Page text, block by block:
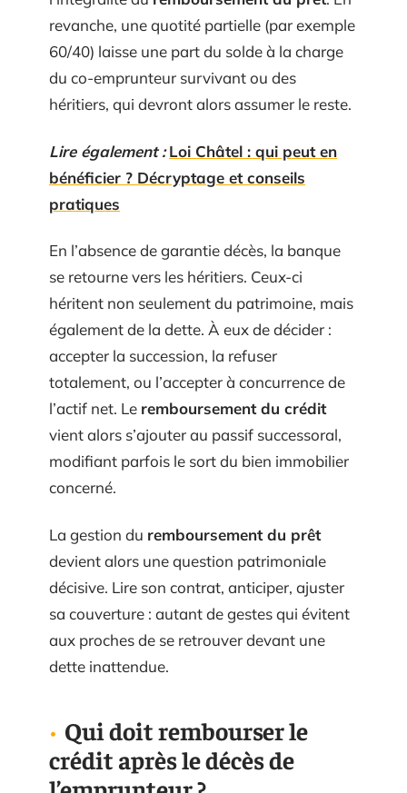
revanche, une quotité partielle (par exemple
60/40) laisse une part du solde à la charge
du co-emprunteur survivant ou des
héritiers, qui devront alors assumer le reste.
Lire également : Loi Châtel : qui peut en
bénéficier ? Décryptage et conseils
pratiques
En l’absence de garantie décès, la banque
se retourne vers les héritiers. Ceux-ci
héritent non seulement du patrimoine, mais
également de la dette. À eux de décider :
accepter la succession, la refuser
totalement, ou l’accepter à concurrence de
l’actif net. Le remboursement du crédit
vient alors s’ajouter au passif successoral,
modifiant parfois le sort du bien immobilier
concerné.
La gestion du remboursement du prêt
devient alors une question patrimoniale
décisive. Lire son contrat, anticiper, ajuster
sa couverture : autant de gestes qui évitent
aux proches de se retrouver devant une
dette inattendue.
Qui doit rembourser le
crédit après le décès de